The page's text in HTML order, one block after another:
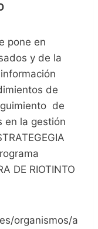
pone en
y de la
de
de
en la gestión
DE RIOTINTO
organismos/a